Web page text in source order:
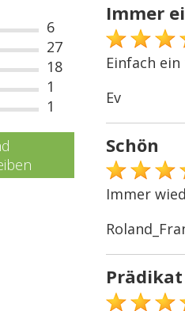
6
27
18
1
1
Immer
Einfach
Ev
Schön
Immer